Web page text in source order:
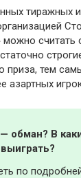
тиражных
можно
приза, тем
азартных
обман? В
по